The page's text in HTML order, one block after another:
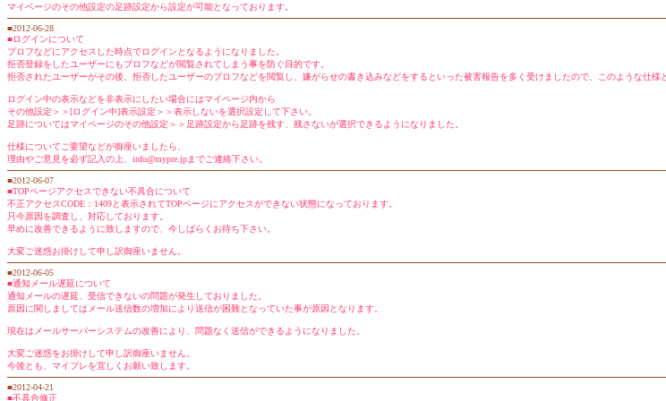
マイページのその他設定の足跡設定から設定が可能となっております。
■2012-06-28
■ログインについて
プロフなどにアクセスした時点でログインとなるようになりました。
拒否登録をしたユーザーにもプロフなどが閲覧されてしまう事を防ぐ目的です。
拒否されたユーザーがその後、拒否したユーザーのプロフなどを閲覧し、嫌がらせの書き込みなどをするといった被害報告を多く受けましたので、このような仕様
ログイン中の表示などを非表示にしたい場合にはマイページ内から
その他設定＞＞[ログイン中]表示設定＞＞表示しないを選択設定して下さい。
足跡についてはマイページのその他設定＞＞足跡設定から足跡を残す、残さないが選択できるようになりました。
仕様についてご要望などが御座いましたら、
理由やご意見を必ず記入の上、info@mypre.jpまでご連絡下さい。
■2012-06-07
■TOPページアクセスできない不具合について
不正アクセスCODE：1409と表示されてTOPページにアクセスができない状態になっております。
只今原因を調査し、対応しております。
早めに改善できるように致しますので、今しばらくお待ち下さい。
大変ご迷惑お掛けして申し訳御座いません。
■2012-06-05
■通知メール遅延について
通知メールの遅延、受信できないの問題が発生しておりました。
原因に関しましてはメール送信数の増加により送信が困難となっていた事が原因となります。
現在はメールサーバーシステムの改善により、問題なく送信ができるようになりました。
大変ご迷惑をお掛けして申し訳御座いません。
今後とも、マイプレを宜しくお願い致します。
■2012-04-21
■不具合修正